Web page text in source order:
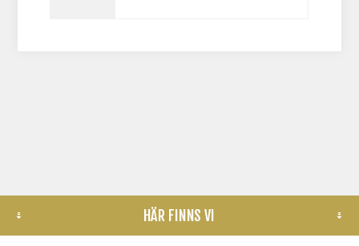
HÄR FINNS VI